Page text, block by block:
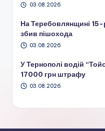
03.08.2026
На Теребовлянщині
збив пішохода
03.08.2026
У Тернополі водій
17000 грн штрафу
03.08.2026